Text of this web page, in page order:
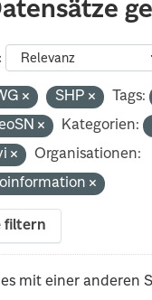
SHP Tags:
Kategorien:
Organisationen:
filtern
mit einer anderen